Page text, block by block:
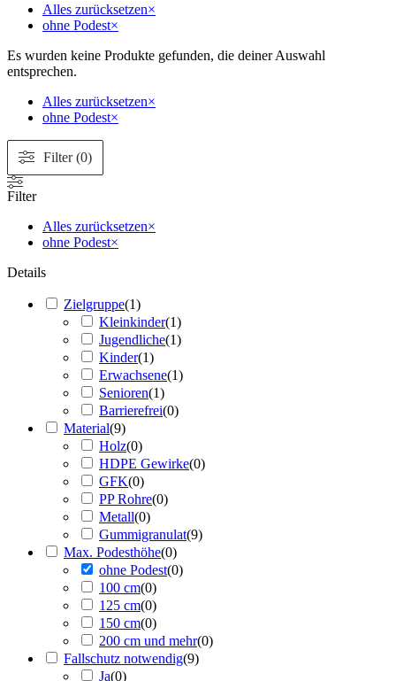
Alles zurücksetzen×
ohne Podest×
Es wurden keine Produkte gefunden, die deiner Auswahl
entsprechen.
Alles zurücksetzen×
ohne Podest×
Filter (0)
Filter
Alles zurücksetzen×
ohne Podest×
Details
Zielgruppe(1)
Kleinkinder(1)
Jugendliche(1)
Kinder(1)
Erwachsene(1)
Senioren(1)
Barrierefrei(0)
Material(9)
Holz(0)
HDPE Gewirke(0)
GFK(0)
PP Rohre(0)
Metall(0)
Gummigranulat(9)
Max. Podesthöhe(0)
ohne Podest(0)
100 cm(0)
125 cm(0)
150 cm(0)
200 cm und mehr(0)
Fallschutz notwendig(9)
Ja(0)